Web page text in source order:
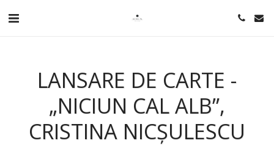
LANSARE DE CARTE -
„NICIUN CAL ALB”,
CRISTINA NICȘULESCU